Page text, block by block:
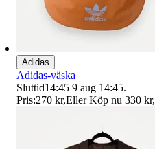
Adidas
Adidas-väska
Sluttid14:45 9 aug 14:45.
Pris:270 kr,Eller Köp nu 330 kr,